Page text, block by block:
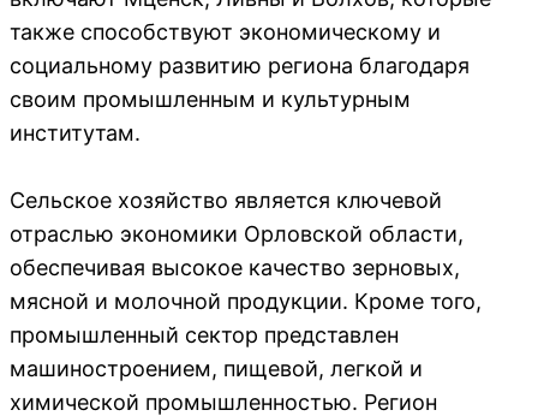
также способствуют экономическому и
социальному развитию региона благодаря
своим промышленным и культурным
институтам.
Сельское хозяйство является ключевой
отраслью экономики Орловской области,
обеспечивая высокое качество зерновых,
мясной и молочной продукции. Кроме того,
промышленный сектор представлен
машиностроением, пищевой, легкой и
химической промышленностью. Регион